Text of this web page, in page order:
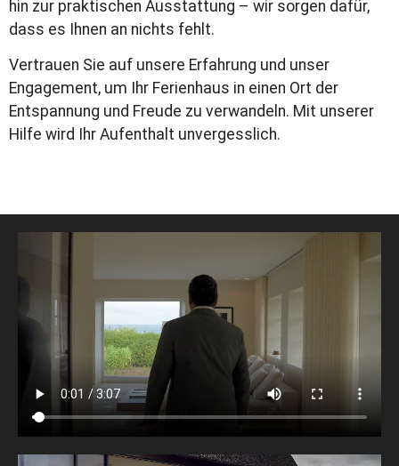
hin zur praktischen Ausstattung – wir sorgen dafür,
dass es Ihnen an nichts fehlt.
Vertrauen Sie auf unsere Erfahrung und unser
Engagement, um Ihr Ferienhaus in einen Ort der
Entspannung und Freude zu verwandeln. Mit unserer
Hilfe wird Ihr Aufenthalt unvergesslich.